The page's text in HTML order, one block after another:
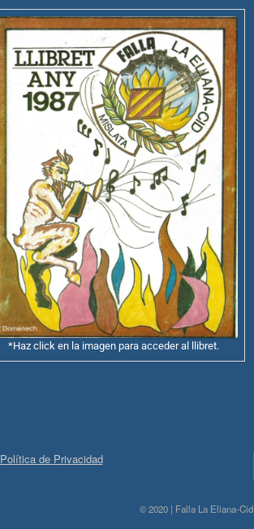
*Haz click en la imagen para acceder al llibret.
Política de Privacidad
© 2020 | Falla La Eliana-Cid